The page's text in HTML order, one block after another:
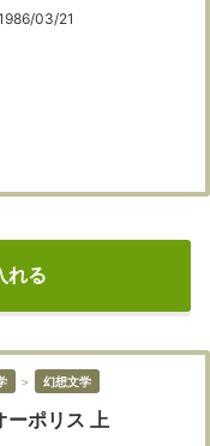
03/21
れる
＞ 幻想文学
ーポリス 上